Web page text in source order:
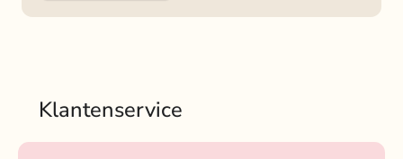
Klantenservice